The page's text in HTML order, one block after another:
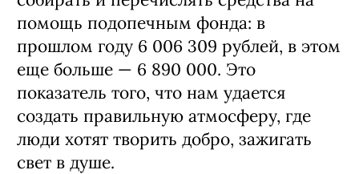
помощь подопечным фонда: в
прошлом году 6 006 309 рублей, в этом
еще больше — 6 890 000. Это
показатель того, что нам удается
создать правильную атмосферу, где
люди хотят творить добро, зажигать
свет в душе.